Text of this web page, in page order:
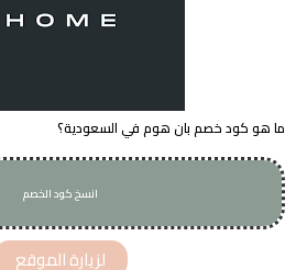
ما هو كود خصم بان هوم في السعودية؟
انسخ كود الخصم
P59
لزيارة الموقع